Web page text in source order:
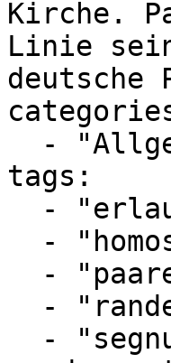
Kirche.
Linie
tags: